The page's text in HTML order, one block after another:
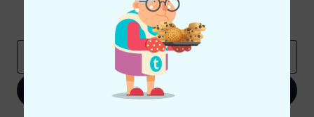
Contribuții inspiraționale
Perspectivele Thomann
Înscrie-te acum